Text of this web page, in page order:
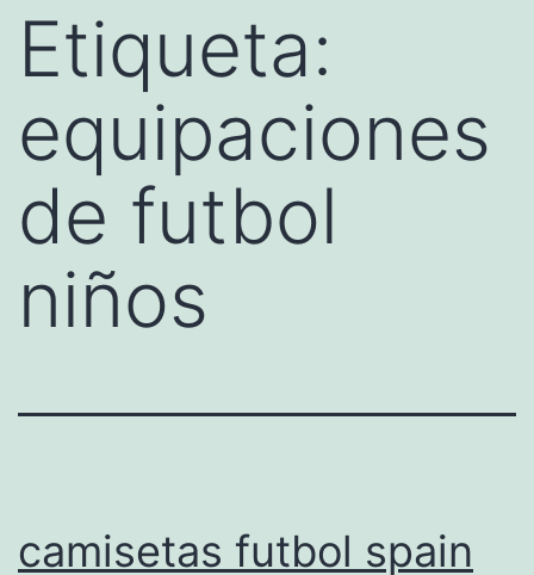
Etiqueta:
equipaciones
de futbol
niños
camisetas futbol spain